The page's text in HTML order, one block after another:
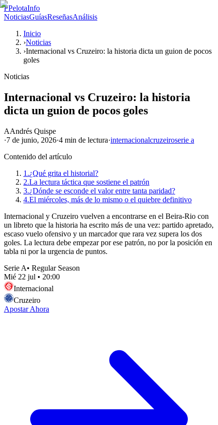
PPelotaInfo
NoticiasGuíasReseñasAnálisis
Inicio
›Noticias
›Internacional vs Cruzeiro: la historia dicta un guion de pocos
goles
Noticias
Internacional vs Cruzeiro: la historia
dicta un guion de pocos goles
AAndrés Quispe
·7 de junio, 2026·4 min de lectura·internacionalcruzeiroserie a
Contenido del artículo
1.¿Qué grita el historial?
2.La lectura táctica que sostiene el patrón
3.¿Dónde se esconde el valor entre tanta paridad?
4.El miércoles, más de lo mismo o el quiebre definitivo
Internacional y Cruzeiro vuelven a encontrarse en el Beira-Rio con
un libreto que la historia ha escrito más de una vez: partido apretado,
escaso vuelo ofensivo y un marcador que rara vez supera los dos
goles. La lectura debe empezar por ese patrón, no por la posición en
tabla ni por la urgencia de puntos.
Serie A• Regular Season
Mié 22 jul • 20:00
Internacional
Cruzeiro
Apostar Ahora